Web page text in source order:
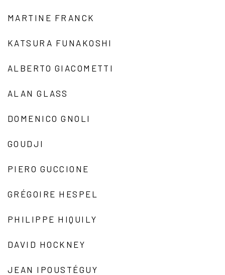
MARTINE FRANCK
KATSURA FUNAKOSHI
ALBERTO GIACOMETTI
ALAN GLASS
DOMENICO GNOLI
GOUDJI
PIERO GUCCIONE
GRÉGOIRE HESPEL
PHILIPPE HIQUILY
DAVID HOCKNEY
JEAN IPOUSTÉGUY